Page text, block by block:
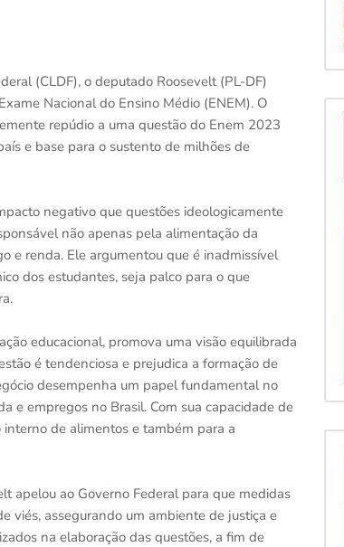
(CLDF), o deputado Roosevelt (PL-DF)
Nacional do Ensino Médio (ENEM). O
repúdio a uma questão do Enem 2023
e base para o sustento de milhões de
negativo que questões ideologicamente
não apenas pela alimentação da
e renda. Ele argumentou que é inadmissível
dos estudantes, seja palco para o que
educacional, promova uma visão equilibrada
é tendenciosa e prejudica a formação de
desempenha um papel fundamental no
e empregos no Brasil. Com sua capacidade de
de alimentos e também para a
apelou ao Governo Federal para que medidas
viés, assegurando um ambiente de justiça e
na elaboração das questões, a fim de